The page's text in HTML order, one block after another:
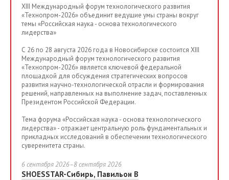
XIII Международный форум технологического развития
«Технопром-2026» объединит ведущие умы страны вокруг
темы «Российская наука - основа технологического
лидерства»
С 26 по 28 августа 2026 года в Новосибирске состоится XIII
Международный форум технологического развития
«Технопром-2026» является ключевой федеральной
площадкой для обсуждения стратегических вопросов
развития научно-технологической отрасли и формирования
решений, направленных на выполнение задач, поставленных
Президентом Российской Федерации.
Тема форума «Российская наука - основа технологического
лидерства» - отражает центральную роль фундаментальных и
прикладных исследований в обеспечении технологического
суверенитета страны.
6 сентября 2026–8 сентября 2026
SHOESSTAR-Сибирь, Павильон B